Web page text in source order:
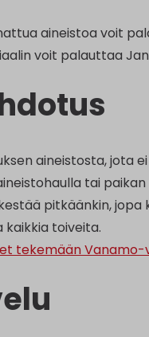
aineistoa voit
voit palauttaa
aineistosta, jota
tai
pitkäänkin,
toiveita.
tekemään